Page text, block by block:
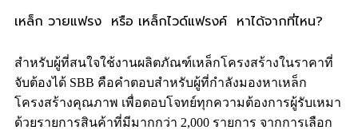
เหล็ก วายแฟรง หรือ เหล็กไวด์แฟรงค์ หาได้จากที่ไหน?
สำหรับผู้ที่สนใจใช้งานผลิตภัณฑ์เหล็กโครงสร้างในราคาที่
จับต้องได้ SBB คือคำตอบสำหรับผู้ที่กำลังมองหาเหล็ก
โครงสร้างคุณภาพ เพื่อตอบโจทย์ทุกความต้องการผู้รับเหมา
ด้วยรายการสินค้าที่มีมากกว่า 2,000 รายการ จากการเลือก